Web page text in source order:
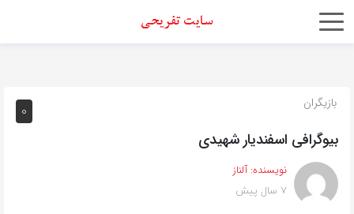
اشتراک
از
روش‌های
زیر
می‌توانید
0 بازیگران
بیوگرافی اسفندیار شهیدی
نویسنده:آلناز
7 سال پیش